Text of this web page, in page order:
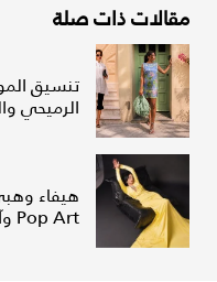
مقالات ذات صلة
تنسيق
الرميحي
هيفاء
Pop Art وآخر أسود جريء